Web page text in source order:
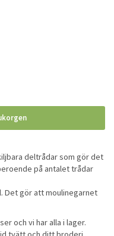
deltrådar som gör det
på antalet trådar
Det gör att moulinegarnet
och vi har alla i lager.